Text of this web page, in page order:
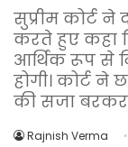
सुप्रीम कोर्ट
करते हुए कहा
आर्थिक रूप से
होगी। कोर्ट ने
की सजा
Rajnish Verma